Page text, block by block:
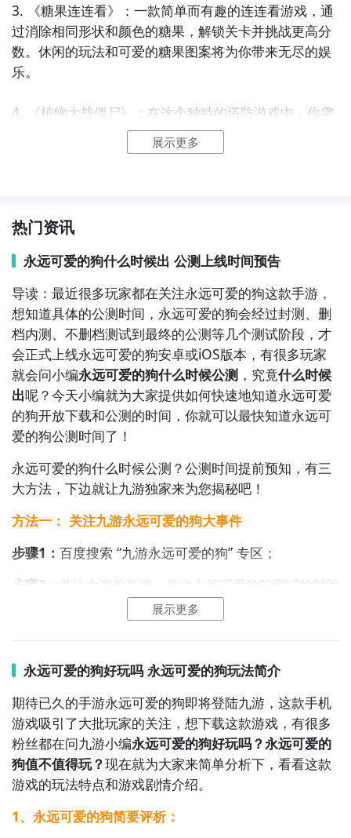
3. 《糖果连连看》：一款简单而有趣的连连看游戏，通
过消除相同形状和颜色的糖果，解锁关卡并挑战更高分
数。休闲的玩法和可爱的糖果图案将为你带来无尽的娱
乐。
4. 《植物大战僵尸》：在这个独特的塔防游戏中，你需
要通过种植各种植物来抵御进攻的僵尸。通过策略和智
慧，保护你的花园免受僵尸的入侵，享受紧张刺激的益
5. 《消除方块》：将相同颜色和形状的方块组合在一起
消除，获取高分。通过规划你的移动和使用道具，达到
最佳消除效果。简单的玩法和充满挑战的关卡将让你一
6. 《疯狂填字》：填字游戏的经典玩法，通过根据提示
填写正确的字词，完整填满空白的方格。丰富的题库和
难度逐渐增加的关卡将让你充分发挥你的词汇能力。
7. 《拼图游戏》：将零散的碎片拼接在一起，还原出美
丽的图片。从简单的拼图开始，逐渐挑战更复杂的拼
图，锻炼你的观察力和空间想象力。
8. 《数字华容道》：通过移动数字方块，将它们按照从
小到大的顺序排列好。挑战你的数学思维和逻辑推理能
力，解开迷题，完成华容道。
9. 《夜空之谜》：通过连接星星和天体，还原出美丽的
星空画面。在迷幻的夜空中，享受放松身心的乐趣，并
发掘隐藏的宇宙之谜。
成各种任务和挑战。随着关卡的增加，你将面临越来越
多的障碍和限制，需要灵活运用你的策略和技巧，解决
难题，取得高分。
展示更多
热门资讯
永远可爱的狗什么时候出 公测上线时间预告
导读：最近很多玩家都在关注永远可爱的狗这款手游，
想知道具体的公测时间，永远可爱的狗会经过封测、删
档内测、不删档测试到最终的公测等几个测试阶段，才
会正式上线永远可爱的狗安卓或iOS版本，有很多玩家
就会问小编永远可爱的狗什么时候公测，究竟什么时候
出呢？今天小编就为大家提供如何快速地知道永远可爱
的狗开放下载和公测的时间，你就可以最快知道永远可
爱的狗公测时间了！
永远可爱的狗什么时候公测？公测时间提前预知，有三
大方法，下边就让九游独家来为您揭秘吧！
方法一： 关注九游永远可爱的狗大事件
步骤1： 百度搜索 “九游永远可爱的狗” 专区 ；
步骤2：
关注大事件列表，每次永远可爱的狗测试的时间
都会最新发布，这是九游独家的哦；
展示更多
永远可爱的狗好玩吗 永远可爱的狗玩法简介
期待已久的手游永远可爱的狗即将登陆九游，这款手机
游戏吸引了大批玩家的关注，想下载这款游戏，有很多
粉丝都在问九游小编永远可爱的狗好玩吗？永远可爱的
狗值不值得玩？现在就为大家来简单分析下，看看这款
游戏的玩法特点和游戏剧情介绍。
1、永远可爱的狗简要评析：